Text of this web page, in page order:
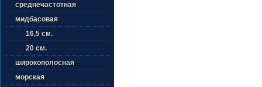
среднечастотная
мидбасовая
16,5 см.
20 см.
широкополосная
морская